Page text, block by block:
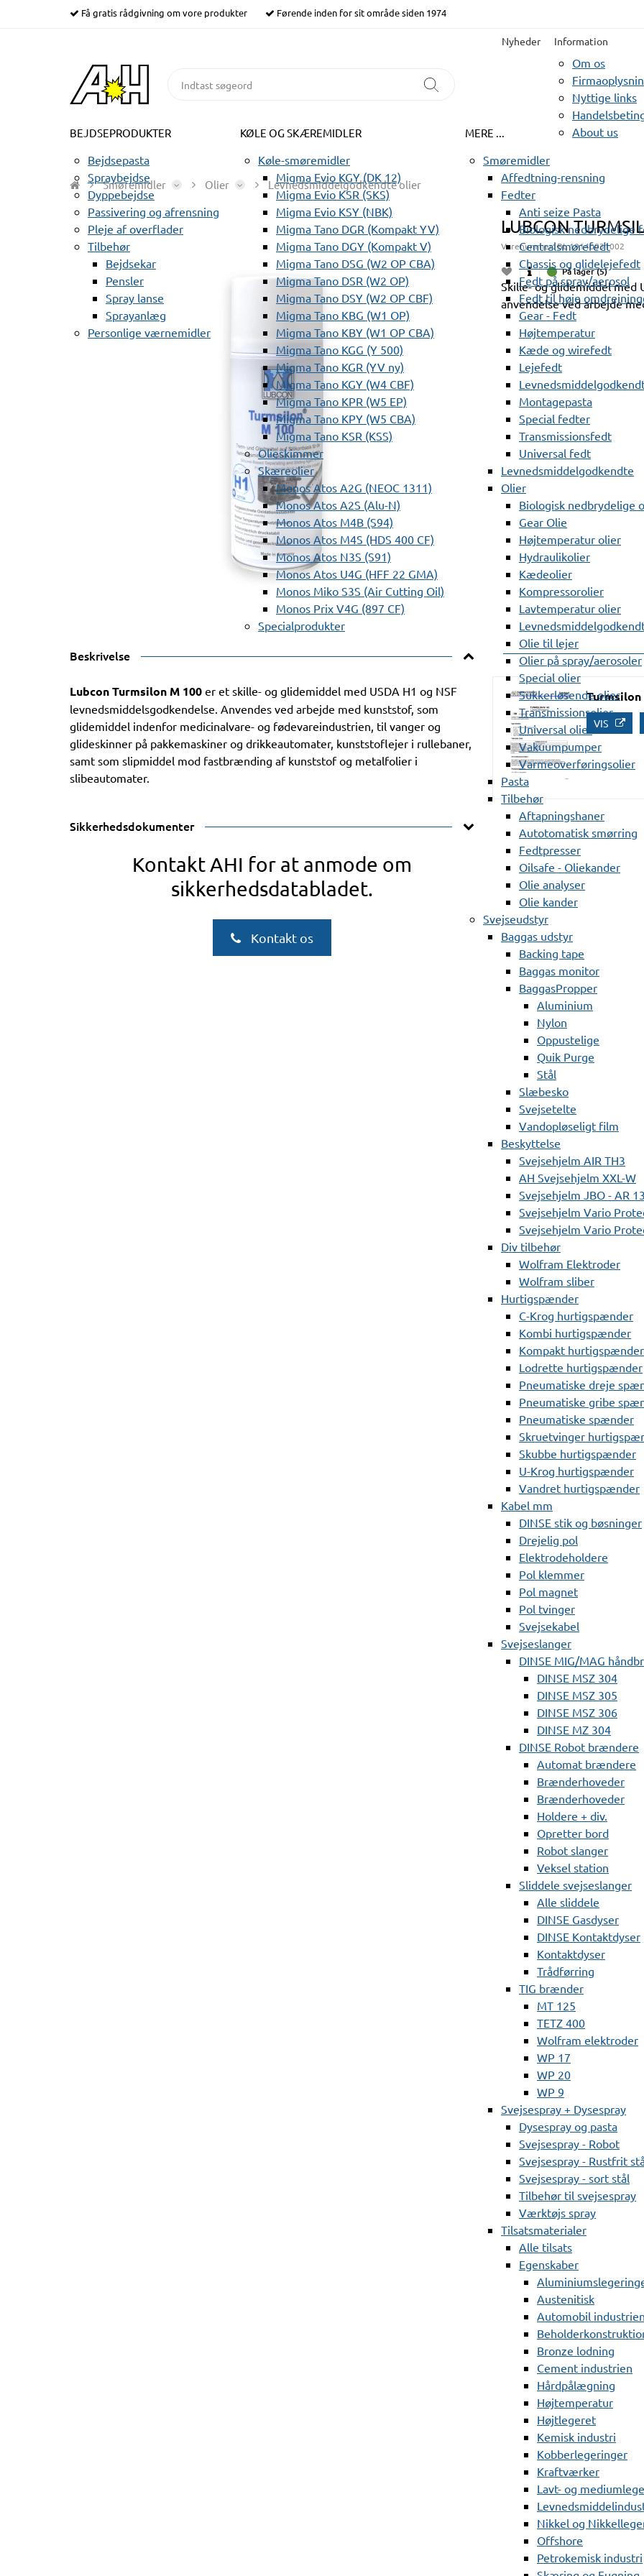
Få gratis rådgivning om vore produkter Førende inden for sit område siden 1974
Nyheder Information
Om os
Nyttige links
About us
BEJDSEPRODUKTER
Bejdsepasta
Spraybejdse
Dyppebejdse
Passivering og afrensning
Pleje af overflader
Tilbehør
Bejdsekar
Pensler
Spray lanse
Sprayanlæg
Personlige værnemidler
KØLE OG SKÆREMIDLER
Køle-smøremidler
Migma Evio KGY (DK 12)
Migma Evio KSR (SKS)
Migma Evio KSY (NBK)
Migma Tano DGR (Kompakt YV)
Migma Tano DGY (Kompakt V)
Migma Tano DSG (W2 OP CBA)
Migma Tano DSR (W2 OP)
Migma Tano DSY (W2 OP CBF)
Migma Tano KBG (W1 OP)
Migma Tano KBY (W1 OP CBA)
Migma Tano KGG (Y 500)
Migma Tano KGR (YV ny)
Migma Tano KGY (W4 CBF)
Migma Tano KPR (W5 EP)
Migma Tano KPY (W5 CBA)
Migma Tano KSR (KSS)
Olieskimmer
Skæreolier
Monos Atos A2G (NEOC 1311)
Monos Atos A2S (Alu-N)
Monos Atos M4B (S94)
Monos Atos M4S (HDS 400 CF)
Monos Atos N3S (S91)
Monos Atos U4G (HFF 22 GMA)
Monos Miko S3S (Air Cutting Oil)
Monos Prix V4G (897 CF)
Specialprodukter
MERE ...
Smøremidler
Affedtning-rensning
Fedter
Anti seize Pasta
Biologisk nedbrydelige
Centralsmørefedt
Chassis og glidelejefedt
Fedt på spray/aerosol
Fedt til høje
Gear - Fedt
Højtemperatur
Kæde og wirefedt
Lejefedt
Montagepasta
Special fedter
Transmissionsfedt
Universal fedt
Levnedsmiddelgodkendte
Olier
Biologisk nedbrydelige
Gear Olie
Højtemperatur olier
Hydraulikolier
Kædeolier
Kompressorolier
Lavtemperatur olier
Olie til lejer
Olier på spray/aerosoler
Special olier
Sukkerløsende olier
Transmissionsolier
Universal olier
Vakuumpumper
Varmeoverføringsolier
Pasta
Tilbehør
Aftapningshaner
Autotomatisk smørring
Fedtpresser
Oilsafe - Oliekander
Olie analyser
Olie kander
Svejseudstyr
Baggas udstyr
Backing tape
Baggas monitor
BaggasPropper
Aluminium
Nylon
Oppustelige
Quik Purge
Stål
Slæbesko
Svejsetelte
Vandopløseligt film
Beskyttelse
Svejsehjelm AIR TH3
AH Svejsehjelm XXL-W
Svejsehjelm JBO - AR
Svejsehjelm Vario
Svejsehjelm Vario
Div tilbehør
Wolfram Elektroder
Wolfram sliber
Hurtigspænder
C-Krog hurtigspænder
Kombi hurtigspænder
Kompakt hurtigspænder
Lodrette hurtigspænder
Pneumatiske dreje
Pneumatiske gribe
Pneumatiske spænder
Skruetvinger
Skubbe hurtigspænder
U-Krog hurtigspænder
Vandret hurtigspænder
Kabel mm
DINSE stik og bøsninger
Drejelig pol
Elektrodeholdere
Pol klemmer
Pol magnet
Pol tvinger
Svejsekabel
Svejseslanger
DINSE MIG/MAG
DINSE MSZ 304
DINSE MSZ 305
DINSE MSZ 306
DINSE MZ 304
DINSE Robot brændere
Automat brændere
Brænderhoveder
Brænderhoveder
Holdere + div.
Opretter bord
Robot slanger
Veksel station
Sliddele svejseslanger
Alle sliddele
DINSE Gasdyser
DINSE Kontaktdyser
Kontaktdyser
Trådførring
TIG brænder
MT 125
TETZ 400
Wolfram elektroder
WP 17
WP 20
WP 9
Svejsespray + Dysespray
Dysespray og pasta
Svejsespray - Robot
Svejsespray - Rustfrit
Svejsespray - sort stål
Tilbehør til svejsespray
Værktøjs spray
Tilsatsmaterialer
Alle tilsats
Egenskaber
Austenitisk
Automobil industrien
Bronze lodning
Cement industrien
Hårdpålægning
Højtemperatur
Højtlegeret
Kemisk industri
Kobberlegeringer
Kraftværker
Lavt- og
Nikkel og
Offshore
Petrokemisk industri
Smøremidler Olier Levnedsmiddelgodkendte olier
LUBCON
Varenummer:BL 19140031002
På lager (5)
Skille- og glidemiddel med
anvendelse ved arbejde
Beskrivelse
Lubcon Turmsilon M 100 er et skille- og glidemiddel med USDA H1 og NSF
levnedsmiddelsgodkendelse. Anvendes ved arbejde med kunststof, som
glidemiddel indenfor medicinalvare- og fødevareindustrien, til vanger og
glideskinner på pakkemaskiner og drikkeautomater, kunststoflejer i rullebaner,
samt som slipmiddel mod fastbrænding af kunststof og metalfolier i
slibeautomater.
Turmsilon
VIS
Sikkerhedsdokumenter
Kontakt AHI for at anmode om
sikkerhedsdatabladet.
Kontakt os